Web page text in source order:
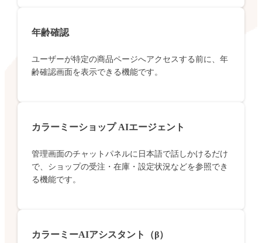
年齢確認
ユーザーが特定の商品ページへアクセスする前に、年
齢確認画面を表示できる機能です。
カラーミーショップ AIエージェント
管理画面のチャットパネルに日本語で話しかけるだけ
で、ショップの受注・在庫・設定状況などを参照でき
る機能です。
カラーミーAIアシスタント（β）